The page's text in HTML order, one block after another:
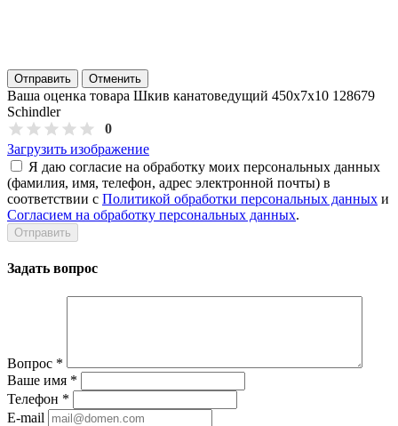
Отправить Отменить
Ваша оценка товара Шкив канатоведущий 450х7х10 128679
Schindler
0
Загрузить изображение
Я даю согласие на обработку моих персональных данных
(фамилия, имя, телефон, адрес электронной почты) в
соответствии с Политикой обработки персональных данных и
Согласием на обработку персональных данных.
Задать вопрос
Вопрос *
Ваше имя *
Телефон *
E-mail